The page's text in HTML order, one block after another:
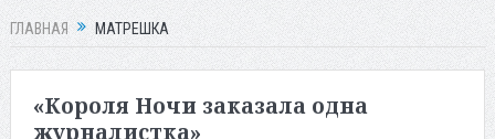
ГЛАВНАЯ МАТРЕШКА
«Короля Ночи заказала одна
журналистка»